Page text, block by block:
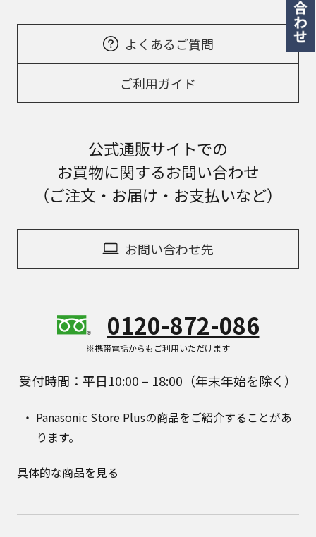
よくあるご質問
ご利用ガイド
公式通販サイトでの
お買物に関するお問い合わせ
（ご注文・お届け・お支払いなど）
お問い合わせ先
0120-872-086
※携帯電話からもご利用いただけます
受付時間：平日10:00 – 18:00（年末年始を除く）
Panasonic Store Plusの商品をご紹介することがあ
ります。
具体的な商品を見る